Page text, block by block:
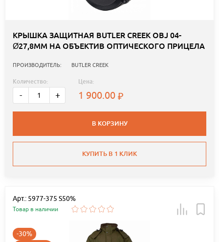
КРЫШКА ЗАЩИТНАЯ BUTLER CREEK OBJ 04-
Ø27,8ММ НА ОБЪЕКТИВ ОПТИЧЕСКОГО ПРИЦЕЛА
ПРОИЗВОДИТЕЛЬ: BUTLER CREEK
Количество:
- +
Цена:
1 900.00
В КОРЗИНУ
КУПИТЬ В 1 КЛИК
Арт.: 5977-375 S50%
Товар в наличии
-30%